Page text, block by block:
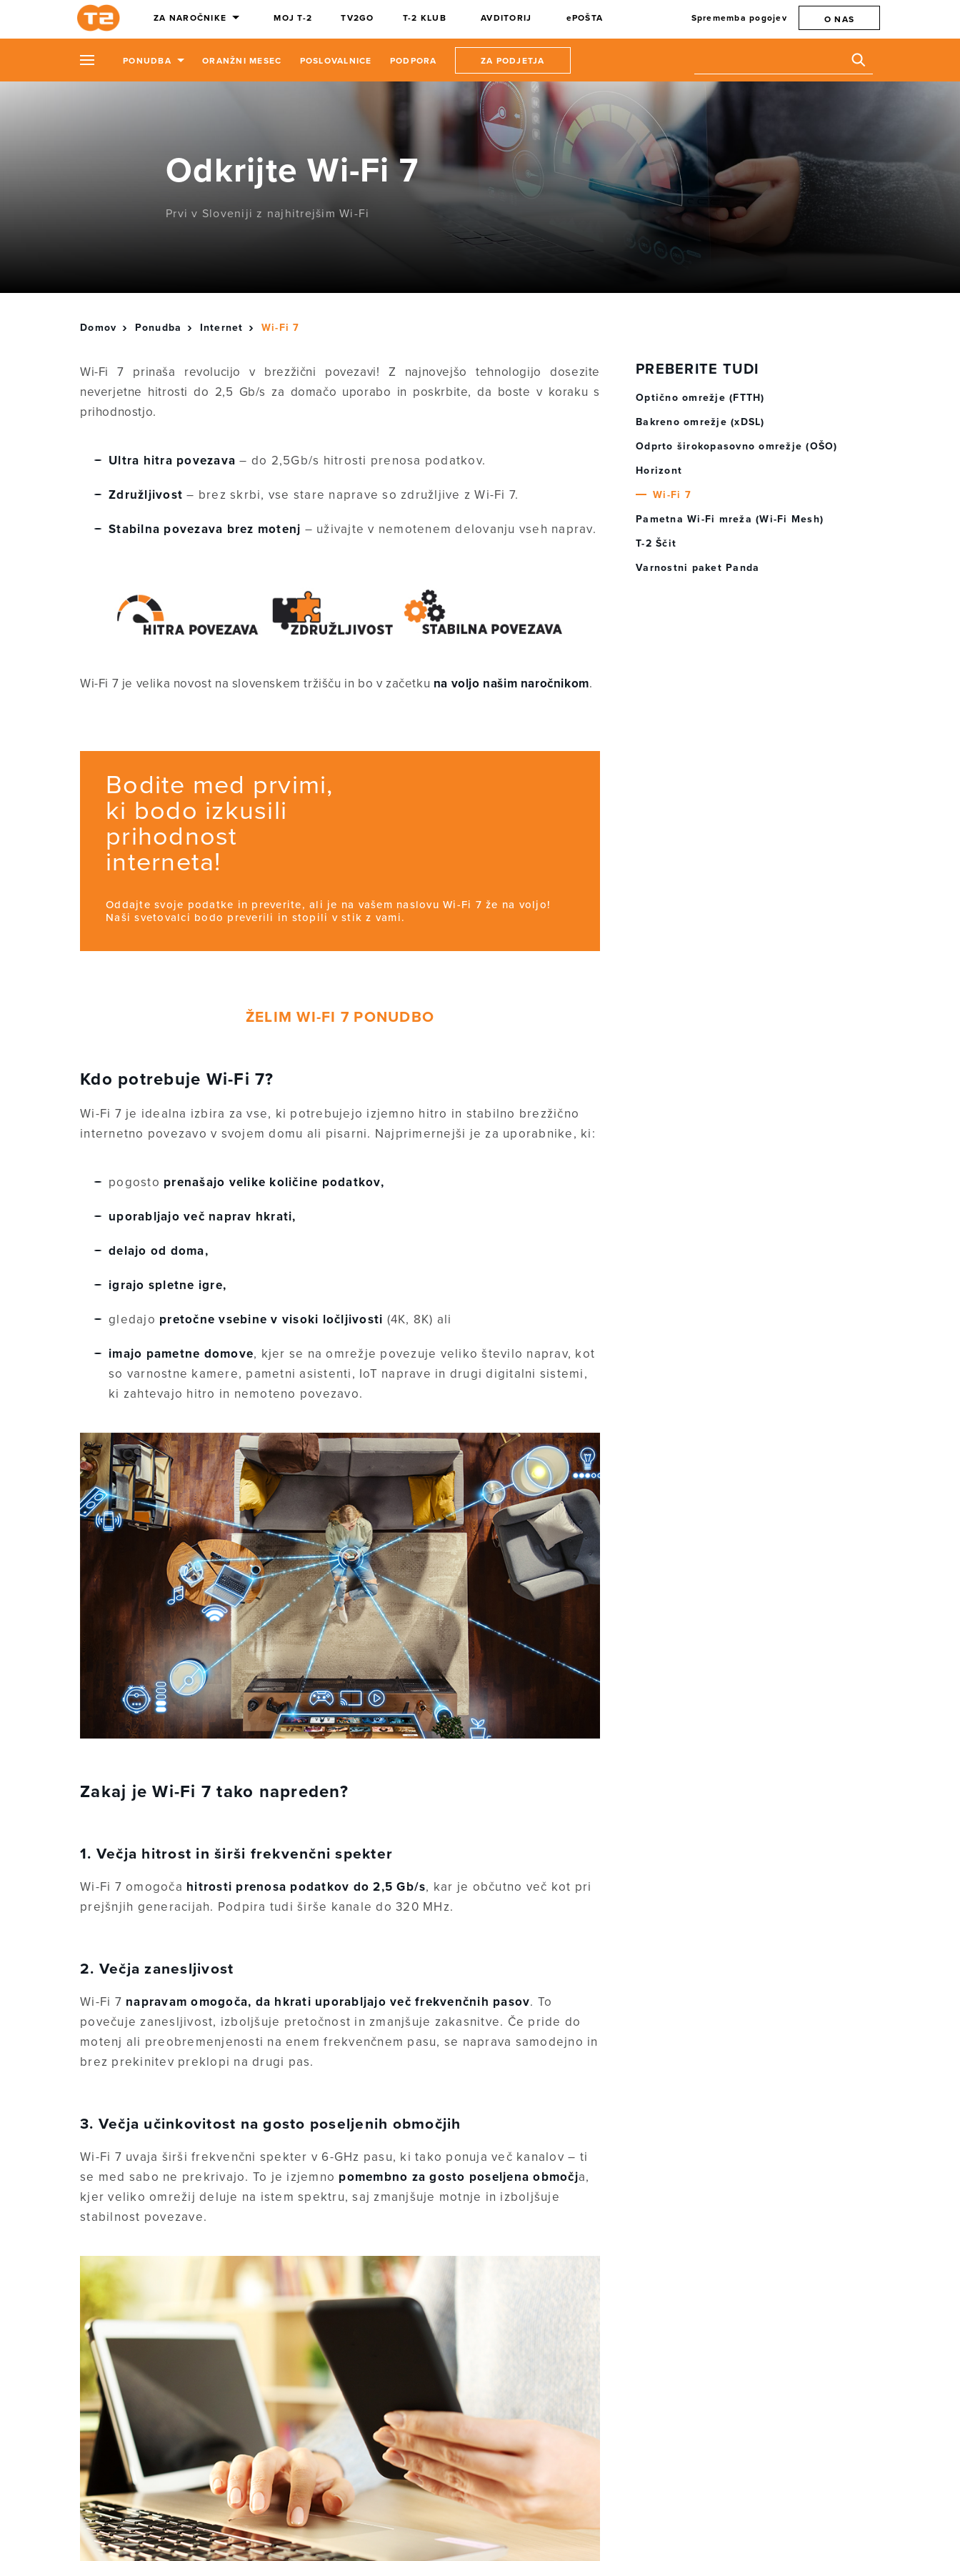
ZA NAROČNIKE MOJ T-2 TV2GO T-2 KLUB AVDITORIJ ePOŠTA Sprememba pogojev O NAS
PONUDBA ORANŽNI MESEC POSLOVALNICE PODPORA ZA PODJETJA
Odkrijte Wi-Fi 7
Prvi v Sloveniji z najhitrejšim Wi-Fi
Domov Ponudba Internet Wi-Fi 7
Wi-Fi 7 prinaša revolucijo v brezžični povezavi! Z najnovejšo tehnologijo dosezite
neverjetne hitrosti do 2,5 Gb/s za domačo uporabo in poskrbite, da boste v koraku s
prihodnostjo.
Ultra hitra povezava – do 2,5Gb/s hitrosti prenosa podatkov.
Združljivost – brez skrbi, vse stare naprave so združljive z Wi-Fi 7.
Stabilna povezava brez motenj – uživajte v nemotenem delovanju vseh naprav.
Wi-Fi 7 je velika novost na slovenskem tržišču in bo v začetku na voljo našim naročnikom.
Bodite med prvimi,
ki bodo izkusili
prihodnost
interneta!
Oddajte svoje podatke in preverite, ali je na vašem naslovu Wi-Fi 7 že na voljo!
Naši svetovalci bodo preverili in stopili v stik z vami.
ŽELIM WI-FI 7 PONUDBO
Kdo potrebuje Wi-Fi 7?
Wi-Fi 7 je idealna izbira za vse, ki potrebujejo izjemno hitro in stabilno brezžično
internetno povezavo v svojem domu ali pisarni. Najprimernejši je za uporabnike, ki:
pogosto prenašajo velike količine podatkov,
uporabljajo več naprav hkrati,
delajo od doma,
igrajo spletne igre,
gledajo pretočne vsebine v visoki ločljivosti (4K, 8K) ali
imajo pametne domove, kjer se na omrežje povezuje veliko število naprav, kot
so varnostne kamere, pametni asistenti, IoT naprave in drugi digitalni sistemi,
ki zahtevajo hitro in nemoteno povezavo.
Zakaj je Wi-Fi 7 tako napreden?
1. Večja hitrost in širši frekvenčni spekter
Wi-Fi 7 omogoča hitrosti prenosa podatkov do 2,5 Gb/s, kar je občutno več kot pri
prejšnjih generacijah. Podpira tudi širše kanale do 320 MHz.
2. Večja zanesljivost
Wi-Fi 7 napravam omogoča, da hkrati uporabljajo več frekvenčnih pasov. To
povečuje zanesljivost, izboljšuje pretočnost in zmanjšuje zakasnitve. Če pride do
motenj ali preobremenjenosti na enem frekvenčnem pasu, se naprava samodejno in
brez prekinitev preklopi na drugi pas.
3. Večja učinkovitost na gosto poseljenih območjih
Wi-Fi 7 uvaja širši frekvenčni spekter v 6-GHz pasu, ki tako ponuja več kanalov – ti
se med sabo ne prekrivajo. To je izjemno pomembno za gosto poseljena območja,
kjer veliko omrežij deluje na istem spektru, saj zmanjšuje motnje in izboljšuje
stabilnost povezave.
PREBERITE TUDI
Optično omrežje (FTTH)
Bakreno omrežje (xDSL)
Odprto širokopasovno omrežje (OŠO)
Horizont
Wi-Fi 7
Pametna Wi-Fi mreža (Wi-Fi Mesh)
T-2 Ščit
Varnostni paket Panda